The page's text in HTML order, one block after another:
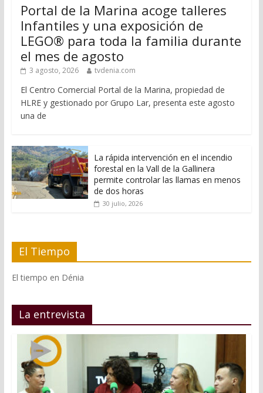
Portal de la Marina acoge talleres
Infantiles y una exposición de
LEGO® para toda la familia durante
el mes de agosto
3 agosto, 2026 tvdenia.com
El Centro Comercial Portal de la Marina, propiedad de
HLRE y gestionado por Grupo Lar, presenta este agosto
una de
La rápida intervención en el incendio
forestal en la Vall de la Gallinera
permite controlar las llamas en menos
de dos horas
30 julio, 2026
El Tiempo
El tiempo en Dénia
La entrevista